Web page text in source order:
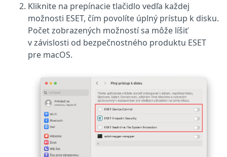
Kliknite na prepínacie tlačidlo vedľa každej
možnosti ESET, čím povolíte úplný prístup k disku.
Počet zobrazených možností sa môže líšiť
v závislosti od bezpečnostného produktu ESET
pre macOS.